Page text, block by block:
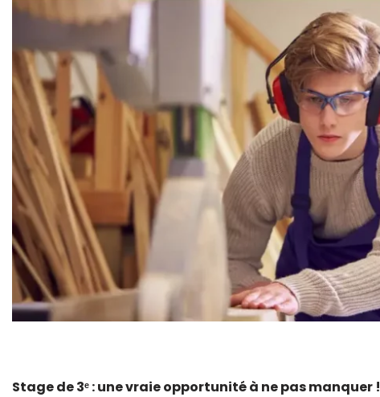
Stage de 3ᵉ : une vraie opportunité à ne pas manquer !